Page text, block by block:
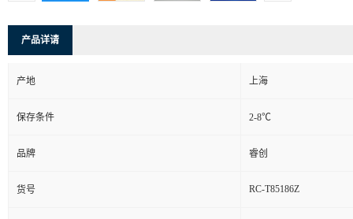
产品详请
产地 上海
保存条件 2-8℃
品牌 睿创
货号 RC-T85186Z